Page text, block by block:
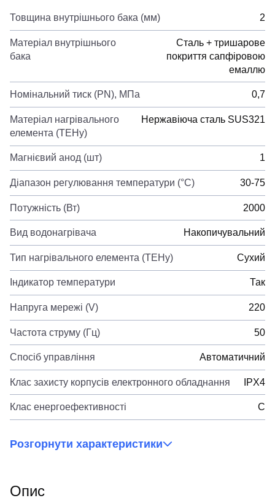
Товщина внутрішнього бака (мм) 2
Матеріал внутрішнього
бака
Сталь + тришарове
покриття сапфіровою
емаллю
Номінальний тиск (PN), МПа 0,7
Матеріал нагрівального
елемента (ТЕНу)
Нержавіюча сталь SUS321
Магнієвий анод (шт) 1
Діапазон регулювання температури (°C) 30-75
Потужність (Вт) 2000
Вид водонагрівача Накопичувальний
Тип нагрівального елемента (ТЕНу) Сухий
Індикатор температури Так
Напруга мережі (V) 220
Частота струму (Гц) 50
Спосіб управління Автоматичний
Клас захисту корпусів електронного обладнання IPX4
Клас енергоефективності C
Розгорнути характеристики
Опис